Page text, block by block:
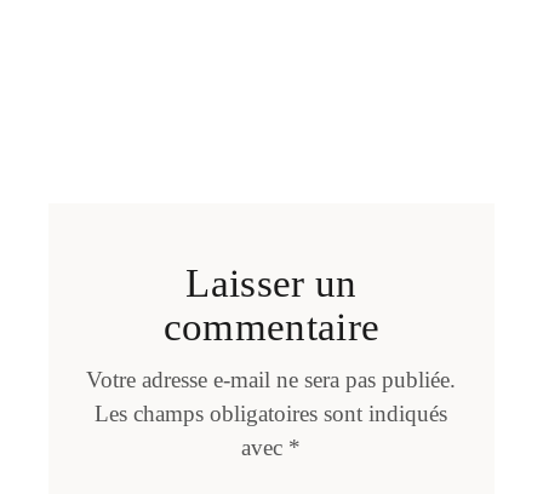
Laisser un
commentaire
Votre adresse e-mail ne sera pas publiée.
Les champs obligatoires sont indiqués
avec *